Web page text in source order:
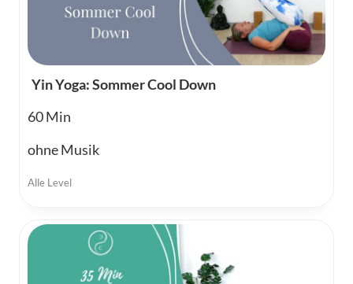
Yin Yoga: Sommer Cool Down
60
ohne Musik
Alle Level